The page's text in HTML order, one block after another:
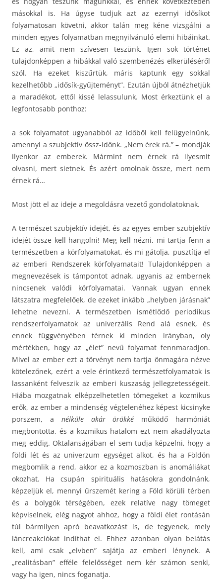
másokkal is. Ha úgyse tudjuk azt az ezernyi idősíkot
folyamatosan követni, akkor talán meg kéne vizsgálni a
minden egyes folyamatban megnyilvánuló elemi hibáinkat.
Ez az, amit nem szívesen teszünk. Igen sok történet
tulajdonképpen a hibákkal való szembenézés elkerüléséről
szól. Ha ezeket kiszűrtük, máris kaptunk egy sokkal
kezelhetőbb „idősík-gyűjteményt”. Ezután újból átnézhetjük
a maradékot, ettől kissé lelassulunk. Most érkeztünk el a
legfontosabb ponthoz:
a sok folyamatot ugyanabból az időből kell felügyelnünk,
amennyi a szubjektív össz-időnk. „Nem érek rá.” – mondják
ilyenkor az emberek. Mármint nem érnek rá ilyesmit
olvasni, mert sietnek. És azért omolnak össze, mert nem
érnek rá…
Most jött el az ideje a megoldásra vezető gondolatoknak.
A természet szubjektív idejét, és az egyes ember szubjektív
idejét össze kell hangolni! Meg kell nézni, mi tartja fenn a
természetben a körfolyamatokat, és mi gátolja, pusztítja el
az emberi Rendszerek körfolyamatait! Tulajdonképpen a
megnevezések is támpontot adnak, ugyanis az embernek
nincsenek valódi körfolyamatai. Vannak ugyan ennek
látszatra megfelelőek, de ezeket inkább „helyben járásnak”
lehetne nevezni. A természetben ismétlődő periodikus
rendszerfolyamatok az univerzális Rend alá esnek, és
ennek függvényében térnek ki minden irányban, oly
mértékben, hogy az „élet” nevű folyamat fennmaradjon.
Mivel az ember ezt a törvényt nem tartja önmagára nézve
kötelezőnek, ezért a vele érintkező természetfolyamatok is
lassanként felveszik az emberi kuszaság jellegzetességeit.
Hiába mozgatnak elképzelhetetlen tömegeket a kozmikus
erők, az ember a mindenség végtelenéhez képest kicsinyke
porszem, a nélküle akár örökké működő harmóniát
megbontotta, és a kozmikus hatalom ezt nem akadályozta
meg eddig. Oktalanságában el sem tudja képzelni, hogy a
földi lét és az univerzum egységet alkot, és ha a Földön
megbomlik a rend, akkor ez a kozmoszban is anomáliákat
okozhat. Ha csupán spirituális hatásokra gondolnánk,
képzeljük el, mennyi űrszemét kering a Föld körüli térben
és a bolygók térségében, ezek relatíve nagy tömeget
képviselnek, elég nagyot ahhoz, hogy a földi élet rontásán
túl bármilyen apró beavatkozást is, de tegyenek, mely
láncreakciókat indíthat el. Ehhez azonban olyan belátás
kell, ami csak „elvben” sajátja az emberi lénynek. A
„realitásban” efféle felelősséget nem kér számon senki,
vagy ha igen, nincs foganatja.